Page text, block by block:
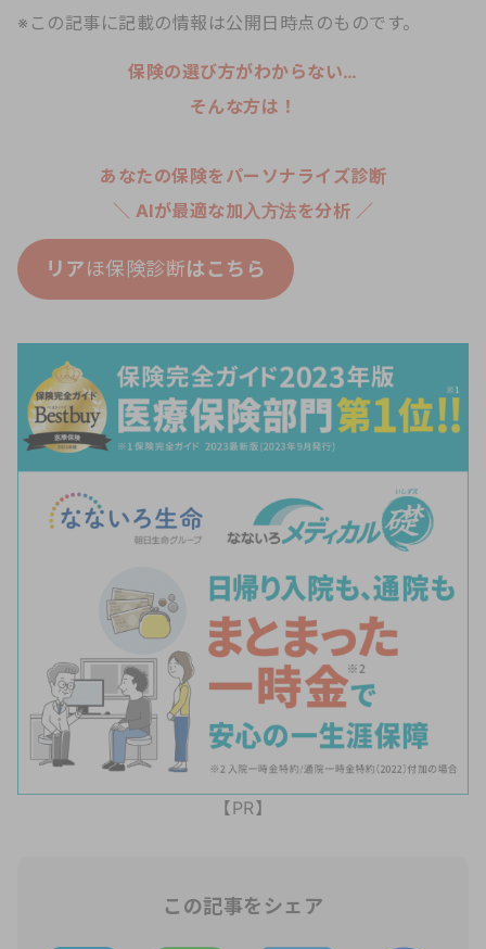
※この記事に記載の情報は公開日時点のものです。
保険の選び方がわからない…
そんな方は！
あなたの保険をパーソナライズ診断
＼ AIが最適な加入方法を分析 ／
リアほ保険診断はこちら
【PR】
この記事をシェア